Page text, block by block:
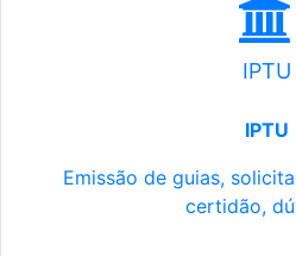
IPTU
IPTU
Emissão de guias,
certidão,